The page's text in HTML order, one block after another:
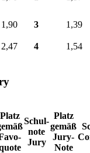
1,90 3 1,39
2,47 4 1,54
Platz
Schul-
note
Jury
Platz
gemäß
Jury-
Note